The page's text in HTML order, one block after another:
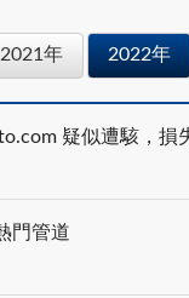
2021年 2022年
疑似遭駭，損
門管道